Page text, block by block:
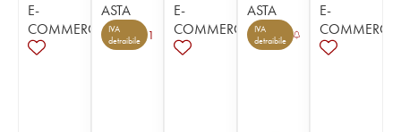
E-
COMMERCE
ASTA
IVA
detraibile
1
E-
COMMERCE
ASTA
IVA
detraibile
E-
COMMERCE